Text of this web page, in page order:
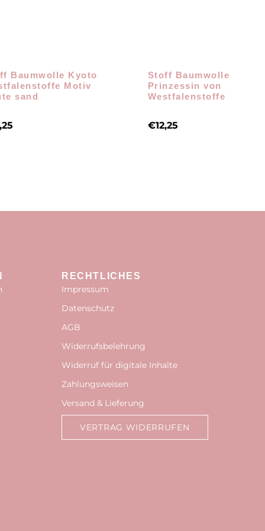
Baumwolle Kyoto
Motiv
sand
Stoff Baumwolle
Prinzessin von
Westfalenstoffe
€12,25
RECHTLICHES
Impressum
Datenschutz
AGB
Widerrufsbelehrung
Widerruf für digitale Inhalte
Zahlungsweisen
Versand & Lieferung
VERTRAG WIDERRUFEN